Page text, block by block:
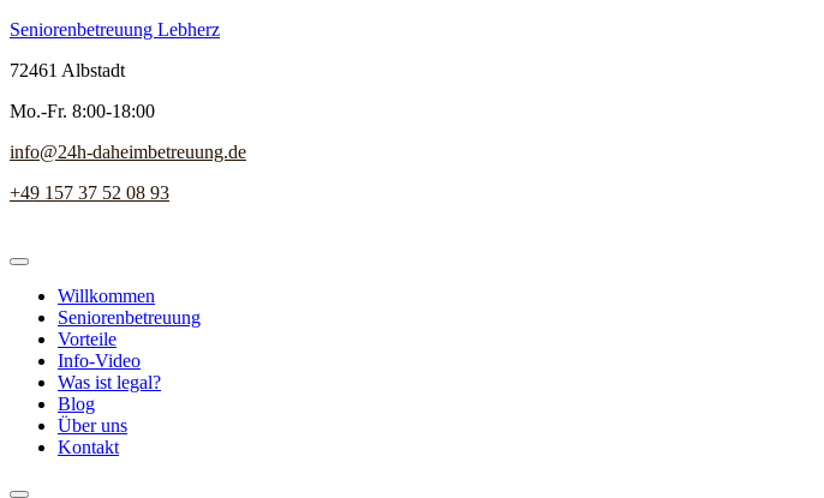
Seniorenbetreuung Lebherz
72461 Albstadt
Mo.-Fr. 8:00-18:00
info@24h-daheimbetreuung.de
+49 157 37 52 08 93
Willkommen
Seniorenbetreuung
Vorteile
Info-Video
Was ist legal?
Blog
Über uns
Kontakt